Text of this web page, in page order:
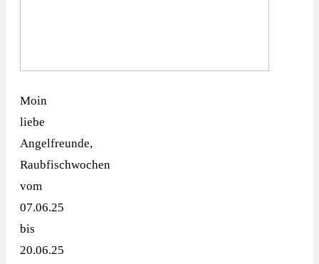
Moin
liebe
Angelfreunde,
Raubfischwochen
vom
07.06.25
bis
20.06.25